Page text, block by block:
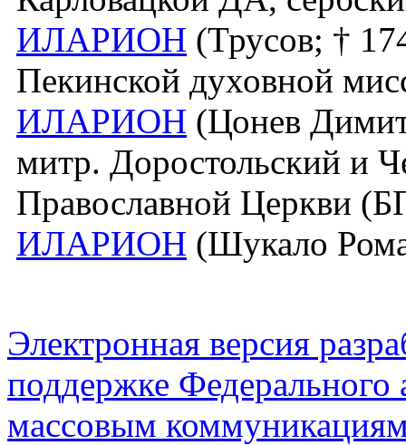
ИЛАРИОН (Трусов; †
Пекинской духовной
ИЛАРИОН (Цонев
митр. Доростольский и
Православной Церкви
ИЛАРИОН (Шукало
Электронная версия
поддержке Федерального
массовым